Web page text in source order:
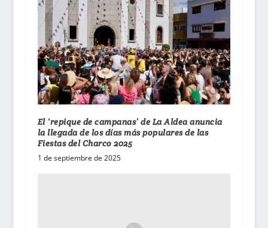
El ‘repique de campanas’ de La Aldea anuncia
la llegada de los días más populares de las
Fiestas del Charco 2025
1 de septiembre de 2025